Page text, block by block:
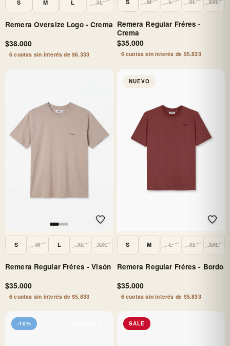
S M L XL
Remera Oversize Logo - Crema
$38.000
6 cuotas sin interés de $6.333
S M L XL XXL
Remera Regular Fréres -
Crema
$35.000
6 cuotas sin interés de $5.833
S M L XL XXL
Remera Regular Fréres - Visón
$35.000
6 cuotas sin interés de $5.833
NUEVO
S M L XL XXL
Remera Regular Fréres - Bordo
$35.000
6 cuotas sin interés de $5.833
-10% SALE